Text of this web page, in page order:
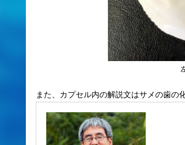
また、カプセル内の解説文はサメの歯の